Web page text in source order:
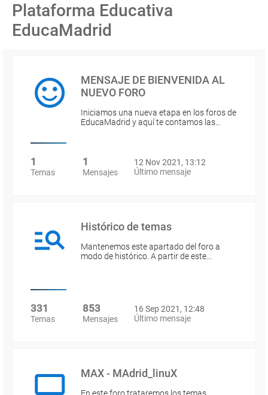
Plataforma Educativa
EducaMadrid
MENSAJE DE BIENVENIDA AL
NUEVO FORO
Iniciamos una nueva etapa en los foros de
EducaMadrid y aquí te contamos las…
1
Temas
1
Mensajes
12 Nov 2021, 13:12
Último mensaje
Histórico de temas
Mantenemos este apartado del foro a
modo de histórico. A partir de este…
331
Temas
853
Mensajes
16 Sep 2021, 12:48
Último mensaje
MAX - MAdrid_linuX